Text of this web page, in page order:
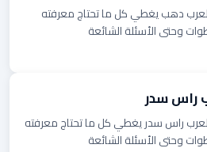
دهب يغطي كل ما تحتاج معرفته
وحتى الأسئلة الشائعة
راس سدر
راس سدر يغطي كل ما تحتاج معرفته
وحتى الأسئلة الشائعة